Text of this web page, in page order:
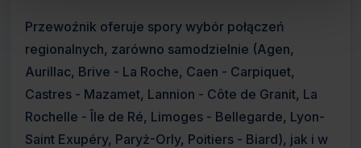
Przewoźnik oferuje spory wybór połączeń
regionalnych, zarówno samodzielnie (Agen,
Aurillac, Brive - La Roche, Caen - Carpiquet,
Castres - Mazamet, Lannion - Côte de Granit, La
Rochelle - Île de Ré, Limoges - Bellegarde, Lyon-
Saint Exupéry, Paryż-Orly, Poitiers - Biard), jak i w